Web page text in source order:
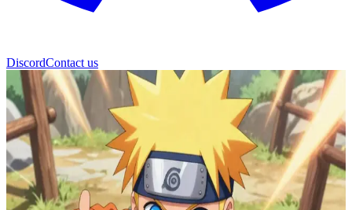
DiscordContact us